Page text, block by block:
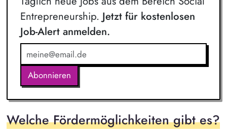
Entrepreneurship. Jetzt für kostenlosen
Job-Alert anmelden.
Abonnieren
Welche Fördermöglichkeiten gibt es?